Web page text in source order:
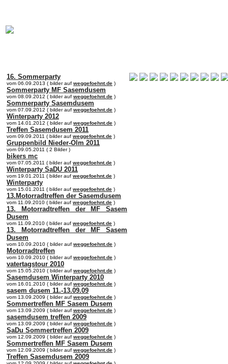
16. Sommerparty
vom 06.09.2013 ( bilder auf weggefoehnt.de )
Sommerparty MF Sasemdusem
vom 08.09.2012 ( bilder auf weggefoehnt.de )
Sommerparty Sasemdusem
vom 07.09.2012 ( bilder auf weggefoehnt.de )
Winterparty 2012
vom 14.01.2012 ( bilder auf weggefoehnt.de )
Treffen Sasemdusem 2011
vom 09.09.2011 ( bilder auf weggefoehnt.de )
Gruppenbild Nieder-Olm 2011
vom 09.05.2011 ( 2 Bilder )
bikers mc
vom 07.05.2011 ( bilder auf weggefoehnt.de )
Winterparty SaDU 2011
vom 19.01.2011 ( bilder auf weggefoehnt.de )
Winterparty
vom 15.01.2011 ( bilder auf weggefoehnt.de )
13.Motorradtreffen der Sasemdusem
vom 11.09.2010 ( bilder auf weggefoehnt.de )
13. Motorradtreffen der MF Sasem
Dusem
vom 11.09.2010 ( bilder auf weggefoehnt.de )
13. Motorradtreffen der MF Sasem
Dusem
vom 10.09.2010 ( bilder auf weggefoehnt.de )
Motorradtreffen
vom 10.09.2010 ( bilder auf weggefoehnt.de )
vatertagstour 2010
vom 15.05.2010 ( bilder auf weggefoehnt.de )
Sasemdusem Winterparty 2010
vom 16.01.2010 ( bilder auf weggefoehnt.de )
sasem dusem 11.-13.09.09
vom 13.09.2009 ( bilder auf weggefoehnt.de )
Sommertreffen MF Sasem Dusem
vom 13.09.2009 ( bilder auf weggefoehnt.de )
sasemdusem treffen 2009
vom 13.09.2009 ( bilder auf weggefoehnt.de )
SaDu Sommertreffen 2009
vom 12.09.2009 ( bilder auf weggefoehnt.de )
Sommertreffen MF Sasem Dusem
vom 12.09.2009 ( bilder auf weggefoehnt.de )
Treffen Sasemdusem 2009